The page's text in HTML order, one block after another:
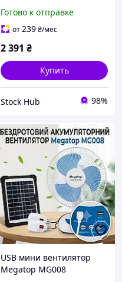
аккумулятором 20000 мАч
пульт дистанционного
светодиодный фонарь
Готово к отправке
от239₴/мес
2 391 ₴
Купить
Stock Hub 98%
USB мини вентилятор
Megatop MG008